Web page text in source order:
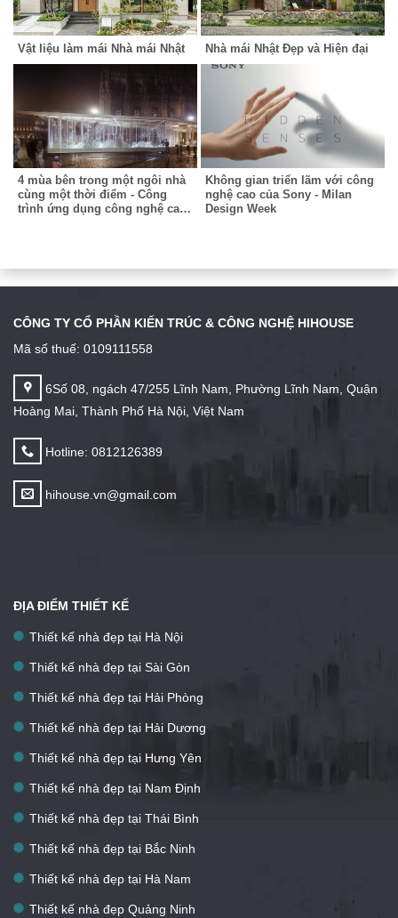
Vật liệu làm mái Nhà mái Nhật Nhà mái Nhật Đẹp và Hiện đại
4 mùa bên trong một ngôi nhà
cùng một thời điểm - Công
trình ứng dụng công nghệ cao
Không gian triển lãm với công
nghệ cao của Sony - Milan
Design Week
CÔNG TY CỔ PHẦN KIẾN TRÚC & CÔNG NGHỆ HIHOUSE
Mã số thuế: 0109111558
6Số 08, ngách 47/255 Lĩnh Nam, Phường Lĩnh Nam, Quận
Hoàng Mai, Thành Phố Hà Nội, Việt Nam
Hotline: 0812126389
hihouse.vn@gmail.com
ĐỊA ĐIỂM THIẾT KẾ
Thiết kế nhà đẹp tại Hà Nội
Thiết kế nhà đẹp tại Sài Gòn
Thiết kế nhà đẹp tại Hải Phòng
Thiết kế nhà đẹp tại Hải Dương
Thiết kế nhà đẹp tại Hưng Yên
Thiết kế nhà đẹp tại Nam Định
Thiết kế nhà đẹp tại Thái Bình
Thiết kế nhà đẹp tại Bắc Ninh
Thiết kế nhà đẹp tại Hà Nam
Thiết kế nhà đẹp Quảng Ninh